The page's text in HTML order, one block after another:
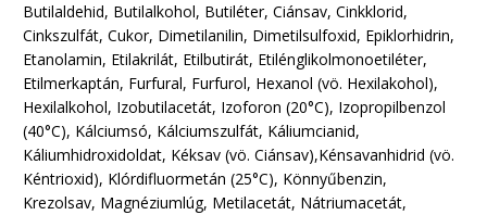
Butilaldehid, Butilalkohol, Butiléter, Ciánsav, Cinkklorid,
Cinkszulfát, Cukor, Dimetilanilin, Dimetilsulfoxid, Epiklorhidrin,
Etanolamin, Etilakrilát, Etilbutirát, Etilénglikolmonoetiléter,
Etilmerkaptán, Furfural, Furfurol, Hexanol (vö. Hexilakohol),
Hexilalkohol, Izobutilacetát, Izoforon (20°C), Izopropilbenzol
(40°C), Kálciumsó, Kálciumszulfát, Káliumcianid,
Káliumhidroxidoldat, Kéksav (vö. Ciánsav),Kénsavanhidrid (vö.
Kéntrioxid), Klórdifluormetán (25°C), Könnyűbenzin,
Krezolsav, Magnéziumlúg, Metilacetát, Nátriumacetát,